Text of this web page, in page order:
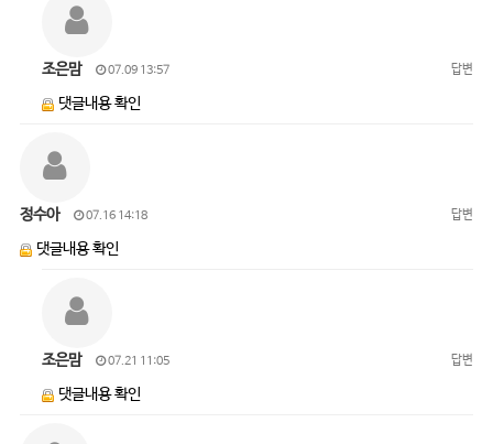
조은맘 07.09 13:57 답변
댓글내용 확인
정수아 07.16 14:18 답변
댓글내용 확인
조은맘 07.21 11:05 답변
댓글내용 확인